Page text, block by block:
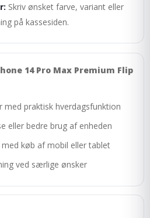
Skriv ønsket farve, variant eller
på kassesiden.
14 Pro Max Premium Flip
med praktisk hverdagsfunktion
eller bedre brug af enheden
køb af mobil eller tablet
ved særlige ønsker